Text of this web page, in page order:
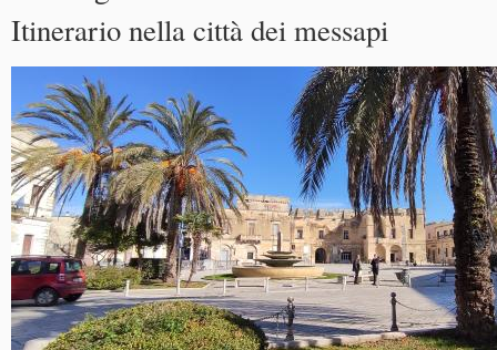
Itinerario nella città dei messapi